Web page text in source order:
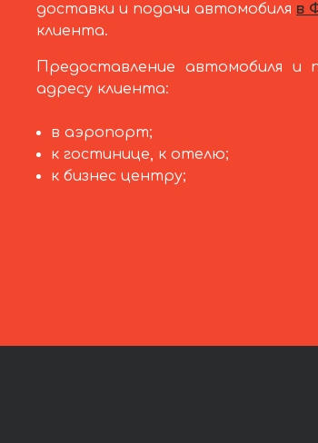
доставки и подачи автомобиля в
клиента.
Предоставление автомобиля и
адресу клиента:
в аэропорт;
к гостинице, к отелю;
к бизнес центру;